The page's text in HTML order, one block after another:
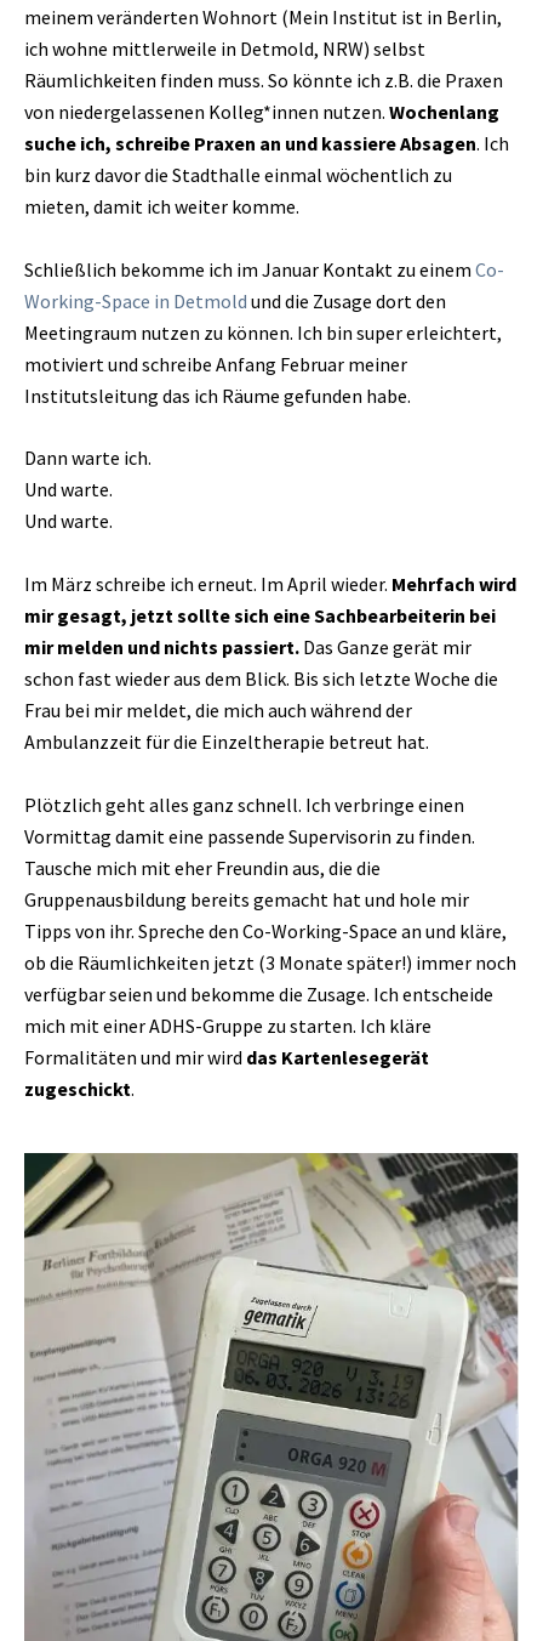
meinem veränderten Wohnort (Mein Institut ist in Berlin,
ich wohne mittlerweile in Detmold, NRW) selbst
Räumlichkeiten finden muss. So könnte ich z.B. die Praxen
von niedergelassenen Kolleg*innen nutzen. Wochenlang
suche ich, schreibe Praxen an und kassiere Absagen. Ich
bin kurz davor die Stadthalle einmal wöchentlich zu
mieten, damit ich weiter komme.
Schließlich bekomme ich im Januar Kontakt zu einem Co-
Working-Space in Detmold und die Zusage dort den
Meetingraum nutzen zu können. Ich bin super erleichtert,
motiviert und schreibe Anfang Februar meiner
Institutsleitung das ich Räume gefunden habe.
Dann warte ich.
Und warte.
Und warte.
Im März schreibe ich erneut. Im April wieder. Mehrfach wird
mir gesagt, jetzt sollte sich eine Sachbearbeiterin bei
mir melden und nichts passiert. Das Ganze gerät mir
schon fast wieder aus dem Blick. Bis sich letzte Woche die
Frau bei mir meldet, die mich auch während der
Ambulanzzeit für die Einzeltherapie betreut hat.
Plötzlich geht alles ganz schnell. Ich verbringe einen
Vormittag damit eine passende Supervisorin zu finden.
Tausche mich mit eher Freundin aus, die die
Gruppenausbildung bereits gemacht hat und hole mir
Tipps von ihr. Spreche den Co-Working-Space an und kläre,
ob die Räumlichkeiten jetzt (3 Monate später!) immer noch
verfügbar seien und bekomme die Zusage. Ich entscheide
mich mit einer ADHS-Gruppe zu starten. Ich kläre
Formalitäten und mir wird das Kartenlesegerät
zugeschickt.